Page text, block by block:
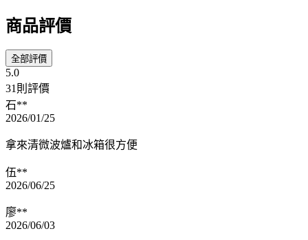
商品評價
全部評價
5.0
31則評價
石**
2026/01/25
拿來清微波爐和冰箱很方便
伍**
2026/06/25
廖**
2026/06/03